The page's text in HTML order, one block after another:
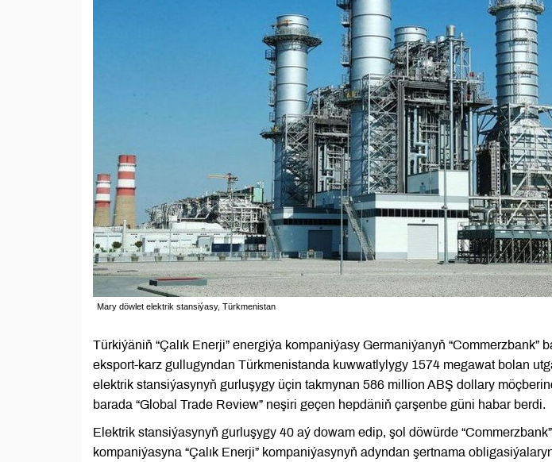
Mary döwlet elektrik stansiýasy, Türkmenistan
Türkiýäniň “Çalık Enerji” energiýa kompaniýasy Germaniýanyň “Commerzbank”
eksport-karz gullugyndan Türkmenistanda kuwwatlylygy 1574 megawat bolan
elektrik stansiýasynyň gurluşygy üçin takmynan 586 million ABŞ dollary
barada “Global Trade Review” neşiri geçen hepdäniň çarşenbe güni habar berdi.
Elektrik stansiýasynyň gurluşygy 40 aý dowam edip, şol döwürde
kompaniýasyna “Çalık Enerji” kompaniýasynyň adyndan şertnama